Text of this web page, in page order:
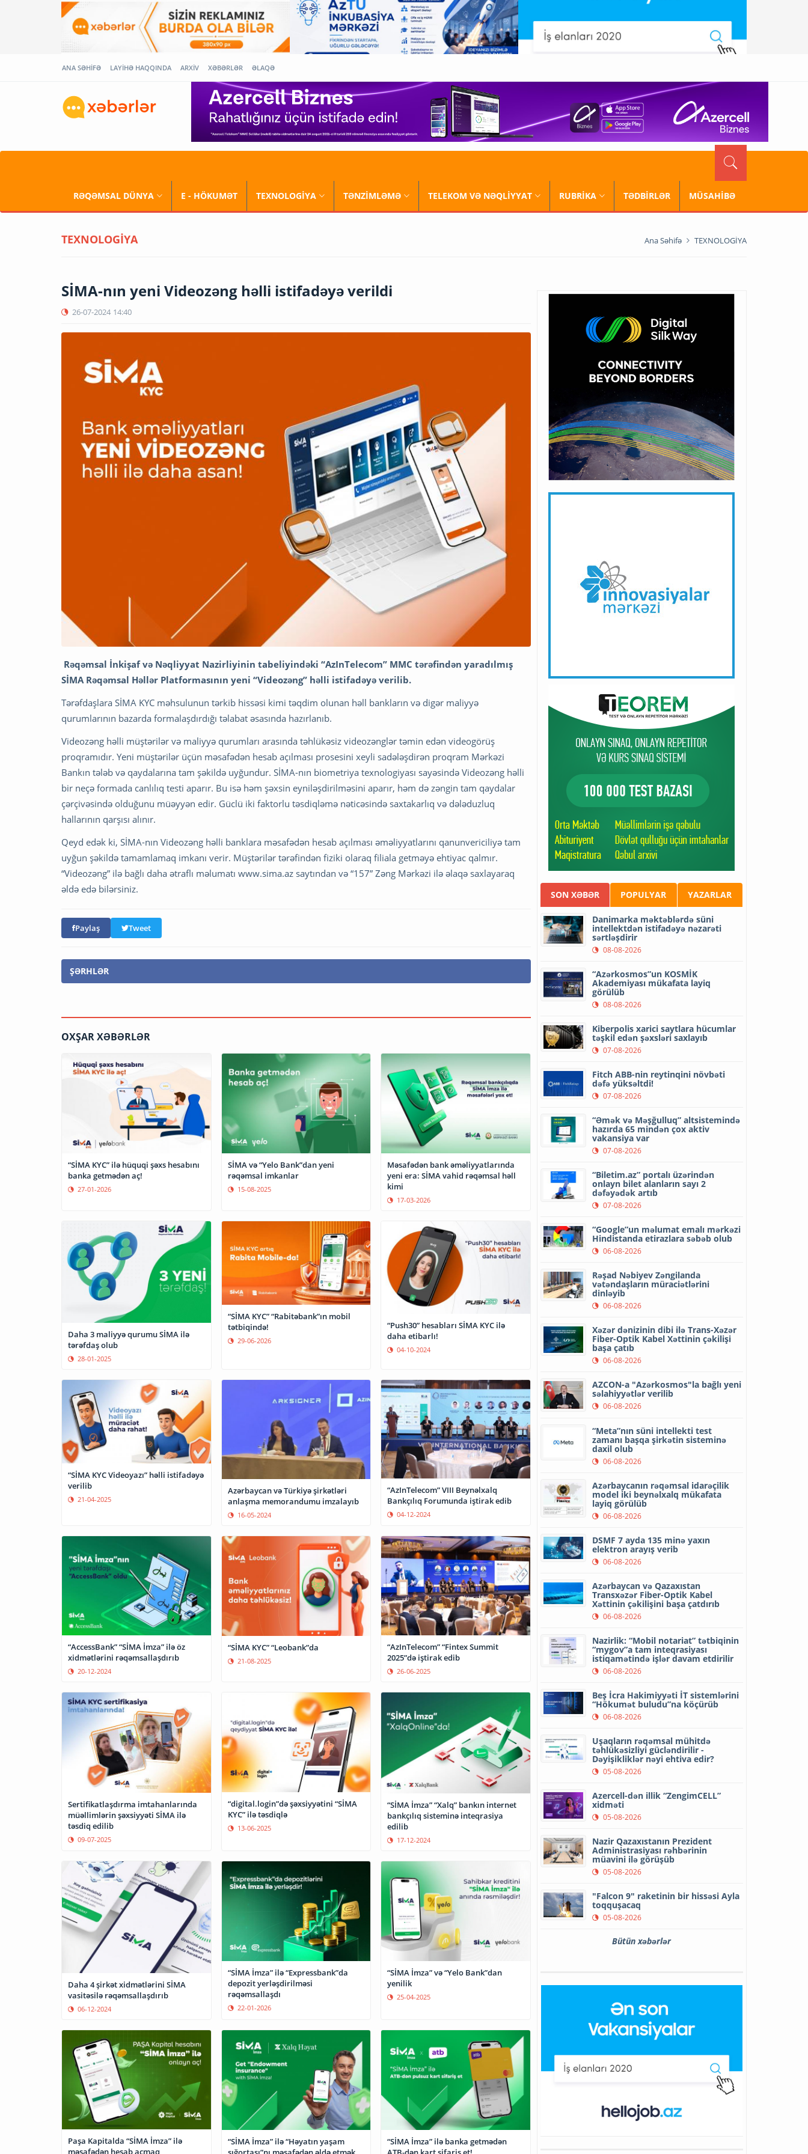
ANA SƏHİFƏ LAYİHƏ HAQQINDA ARXİV XƏBƏRLƏR ƏLAQƏ
RƏQƏMSAL DÜNYA E - HÖKUMƏT TEXNOLOGİYA TƏNZİMLƏMƏ TELEKOM VƏ NƏQLİYYAT RUBRİKA TƏDBİRLƏR MÜSAHİBƏ
TEXNOLOGİYA Ana Səhifə TEXNOLOGİYA
SİMA-nın yeni Videozəng həlli istifadəyə verildi
26-07-2024 14:40
Rəqəmsal İnkişaf və Nəqliyyat Nazirliyinin tabeliyindəki “AzInTelecom” MMC tərəfindən yaradılmış
SİMA Rəqəmsal Həllər Platformasının yeni “Videozəng” həlli istifadəyə verilib.
Tərəfdaşlara SİMA KYC məhsulunun tərkib hissəsi kimi təqdim olunan həll bankların və digər maliyyə
qurumlarının bazarda formalaşdırdığı təlabat əsasında hazırlanıb.
Videozəng həlli müştərilər və maliyyə qurumları arasında təhlükəsiz videozənglər təmin edən videogörüş
proqramıdır. Yeni müştərilər üçün məsafədən hesab açılması prosesini xeyli sadələşdirən proqram Mərkəzi
Bankın tələb və qaydalarına tam şəkildə uyğundur. SİMA-nın biometriya texnologiyası sayəsində Videozəng həlli
bir neçə formada canlılıq testi aparır. Bu isə həm şəxsin eyniləşdirilməsini aparır, həm də zəngin tam qaydalar
çərçivəsində olduğunu müəyyən edir. Güclü iki faktorlu təsdiqləmə nəticəsində saxtakarlıq və dələduzluq
hallarının qarşısı alınır.
Qeyd edək ki, SİMA-nın Videozəng həlli banklara məsafədən hesab açılması əməliyyatlarını qanunvericiliyə tam
uyğun şəkildə tamamlamaq imkanı verir. Müştərilər tərəfindən fiziki olaraq filiala getməyə ehtiyac qalmır.
“Videozəng” ilə bağlı daha ətraflı məlumatı www.sima.az saytından və “157” Zəng Mərkəzi ilə əlaqə saxlayaraq
əldə edə bilərsiniz.
Paylaş Tweet
ŞƏRHLƏR
OXŞAR XƏBƏRLƏR
“SİMA KYC” ilə hüquqi şəxs hesabını
banka getmədən aç!
27-01-2026
SİMA və “Yelo Bank”dan yeni
rəqəmsal imkanlar
15-08-2025
Məsafədən bank əməliyyatlarında
yeni era: SİMA vahid rəqəmsal həll
kimi
17-03-2026
Daha 3 maliyyə qurumu SİMA ilə
tərəfdaş olub
28-01-2025
“SİMA KYC” “Rabitəbank”ın mobil
tətbiqində!
29-06-2026
“Push30” hesabları SİMA KYC ilə
daha etibarlı!
04-10-2024
“SİMA KYC Videoyazı” həlli istifadəyə
verilib
21-04-2025
Azərbaycan və Türkiyə şirkətləri
anlaşma memorandumu imzalayıb
16-05-2024
“AzInTelecom” VIII Beynəlxalq
Bankçılıq Forumunda iştirak edib
04-12-2024
“AccessBank” “SİMA İmza” ilə öz
xidmətlərini rəqəmsallaşdırıb
20-12-2024
“SİMA KYC” “Leobank”da
21-08-2025
“AzInTelecom” “Fintex Summit
2025”də iştirak edib
26-06-2025
Sertifikatlaşdırma imtahanlarında
müəllimlərin şəxsiyyəti SİMA ilə
təsdiq edilib
09-07-2025
“digital.login”də şəxsiyyətini “SİMA
KYC” ilə təsdiqlə
13-06-2025
“SİMA İmza” “Xalq” bankın internet
bankçılıq sisteminə inteqrasiya
edilib
17-12-2024
Daha 4 şirkət xidmətlərini SİMA
vasitəsilə rəqəmsallaşdırıb
06-12-2024
“SİMA İmza” ilə “Expressbank”da
depozit yerləşdirilməsi
rəqəmsallaşdı
22-01-2026
“SİMA İmza” və “Yelo Bank”dan
yenilik
25-04-2025
Paşa Kapitalda “SİMA İmza” ilə
məsafədən hesab açmaq
“SİMA İmza” ilə “Həyatın yaşam
“SİMA İmza” ilə banka getmədən
SON XƏBƏR POPULYAR YAZARLAR
Danimarka məktəblərdə süni
intellektdən istifadəyə nəzarəti
sərtləşdirir
08-08-2026
“Azərkosmos”un KOSMİK
Akademiyası mükafata layiq
görülüb
08-08-2026
Kiberpolis xarici saytlara hücumlar
təşkil edən şəxsləri saxlayıb
07-08-2026
Fitch ABB-nin reytinqini növbəti
dəfə yüksəltdi!
07-08-2026
“Əmək və Məşğulluq” altsistemində
hazırda 65 mindən çox aktiv
vakansiya var
07-08-2026
“Biletim.az” portalı üzərindən
onlayn bilet alanların sayı 2
dəfəyədək artıb
07-08-2026
“Google”un məlumat emalı mərkəzi
Hindistanda etirazlara səbəb olub
06-08-2026
Rəşad Nəbiyev Zəngilanda
vətəndaşların müraciətlərini
dinləyib
06-08-2026
Xəzər dənizinin dibi ilə Trans-Xəzər
Fiber-Optik Kabel Xəttinin çəkilişi
başa çatıb
06-08-2026
AZCON-a "Azərkosmos"la bağlı yeni
səlahiyyətlər verilib
06-08-2026
“Meta”nın süni intellekti test
zamanı başqa şirkətin sisteminə
daxil olub
06-08-2026
Azərbaycanın rəqəmsal idarəçilik
model iki beynəlxalq mükafata
layiq görülüb
06-08-2026
DSMF 7 ayda 135 minə yaxın
elektron arayış verib
06-08-2026
Azərbaycan və Qazaxıstan
Transxəzər Fiber-Optik Kabel
Xəttinin çəkilişini başa çatdırıb
06-08-2026
Nazirlik: “Mobil notariat” tətbiqinin
“mygov”a tam inteqrasiyası
istiqamətində işlər davam etdirilir
06-08-2026
Beş İcra Hakimiyyəti İT sistemlərini
“Hökumət buludu”na köçürüb
06-08-2026
Uşaqların rəqəmsal mühitdə
təhlükəsizliyi gücləndirilir -
Dəyişikliklər nəyi ehtiva edir?
05-08-2026
Azercell-dən illik “ZengimCELL”
xidməti
05-08-2026
Nazir Qazaxıstanın Prezident
Administrasiyası rəhbərinin
müavini ilə görüşüb
05-08-2026
"Falcon 9" raketinin bir hissəsi Ayla
toqquşacaq
05-08-2026
Bütün xəbərlər